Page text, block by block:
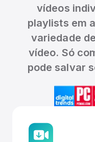
vídeos
playlists em
variedade
vídeo. Só
pode salvar